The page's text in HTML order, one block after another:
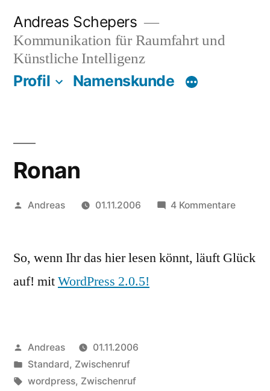
Inhalt
springen
Andreas Schepers
Kommunikation für Raumfahrt und
Künstliche Intelligenz
Profil Namenskunde
Ronan
Veröffentlicht
Andreas 01.11.2006 4 Kommentarezu
So, wenn Ihr das hier lesen könnt, läuft Glück
auf! mitWordPress 2.0.5!
Veröffentlicht
von
Andreas
01.11.2006
Veröffentlicht
in
Standard, Zwischenruf
Schlagwörter:
wordpress, Zwischenruf